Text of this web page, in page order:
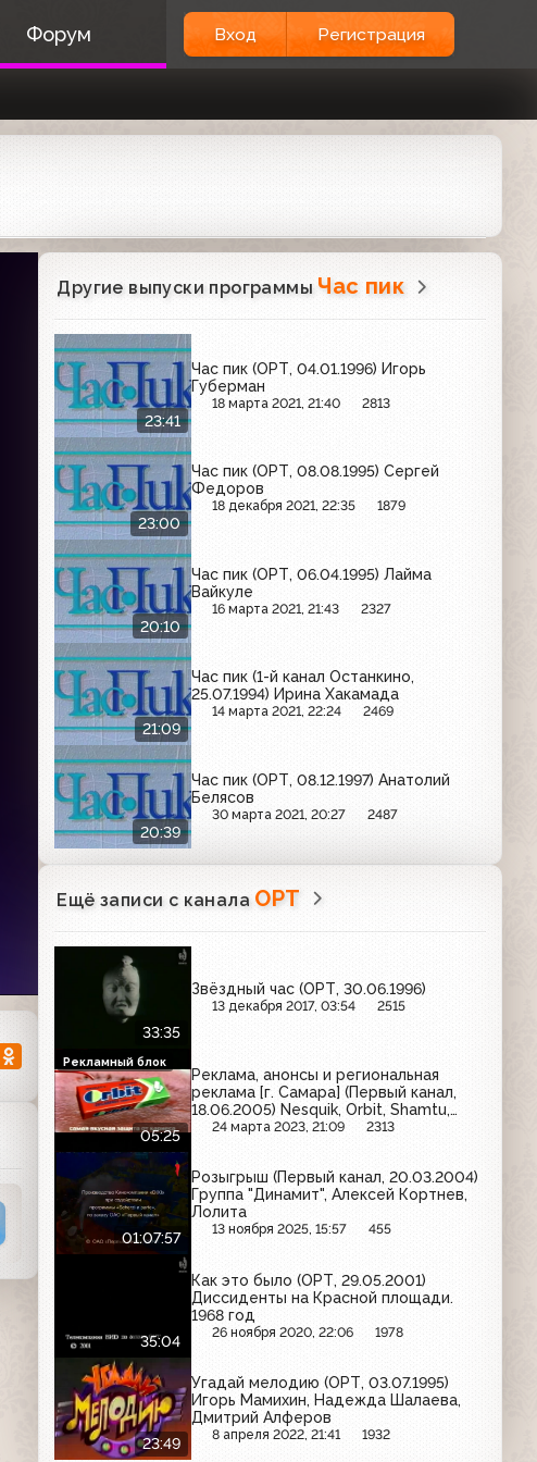
Форум Вход Регистрация
Другие выпуски программы Час пик
23:41
Час пик (ОРТ, 04.01.1996) Игорь
Губерман
18 марта 2021, 21:40 2813
23:00
Час пик (ОРТ, 08.08.1995) Сергей
Федоров
18 декабря 2021, 22:35 1879
20:10
Час пик (ОРТ, 06.04.1995) Лайма
Вайкуле
16 марта 2021, 21:43 2327
21:09
Час пик (1-й канал Останкино,
25.07.1994) Ирина Хакамада
14 марта 2021, 22:24 2469
20:39
Час пик (ОРТ, 08.12.1997) Анатолий
Белясов
30 марта 2021, 20:27 2487
Ещё записи с канала ОРТ
33:35
Звёздный час (ОРТ, 30.06.1996)
13 декабря 2017, 03:54 2515
05:25
Реклама, анонсы и региональная
реклама [г. Самара] (Первый канал,
18.06.2005) Nesquik, Orbit, Shamtu,
Maxwell House, Венза, Samsung, Veet,
24 марта 2023, 21:09 2313
Рекламный блок
01:07:57
Розыгрыш (Первый канал, 20.03.2004)
Группа "Динамит", Алексей Кортнев,
Лолита
13 ноября 2025, 15:57 455
35:04
Как это было (ОРТ, 29.05.2001)
Диссиденты на Красной площади.
1968 год
26 ноября 2020, 22:06 1978
23:49
Угадай мелодию (ОРТ, 03.07.1995)
Игорь Мамихин, Надежда Шалаева,
Дмитрий Алферов
8 апреля 2022, 21:41 1932